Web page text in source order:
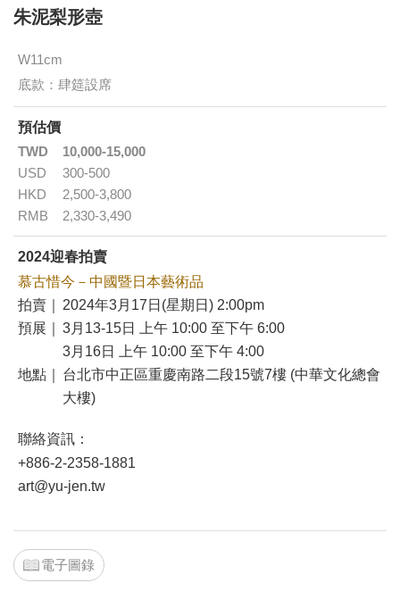
朱泥梨形壺
W11cm
底款：肆筵設席
預估價
TWD
10,000-15,000
USD
300-500
HKD
2,500-3,800
RMB
2,330-3,490
2024迎春拍賣
慕古惜今－中國暨日本藝術品
拍賣｜
2024年3月17日(星期日) 2:00pm
預展｜
3月13-15日 上午 10:00 至下午 6:00
3月16日 上午 10:00 至下午 4:00
地點｜
台北市中正區重慶南路二段15號7樓 (中華文化總會
大樓)
聯絡資訊：
+886-2-2358-1881
art@yu-jen.tw
電子圖錄